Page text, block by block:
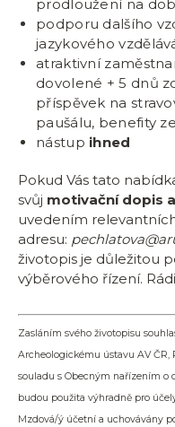
prodloužení na
podporu dalšího
jazykového
atraktivní
dovolené + 5 dnů
příspěvek na
paušálu, benefity
nástup ihned
Pokud Vás tato
svůj motivační dopis
uvedením
adresu:
životopis je důležitou
výběrového řízení.
Zasláním svého životopisu
Archeologickému ústavu AV ČR,
souladu s Obecným nařízením o
budou použita výhradně pro
Mzdová/ý účetní a uchovávány